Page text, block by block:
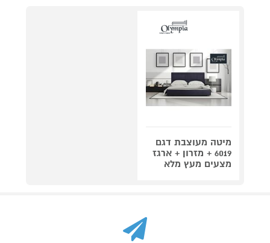
מיטה מעוצבת דגם
6019 + מזרון + ארגז
מצעים מעץ מלא